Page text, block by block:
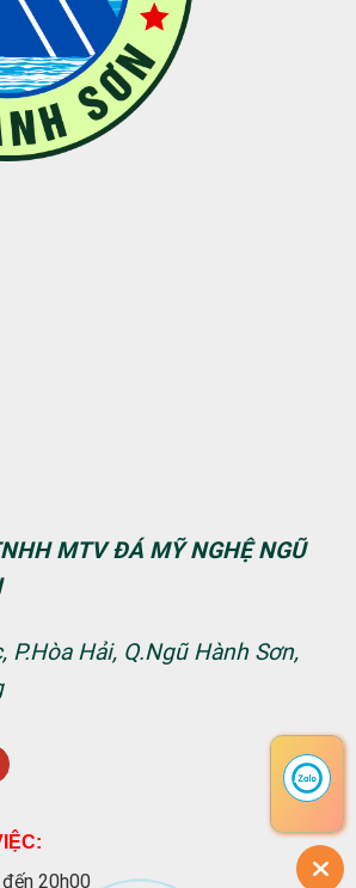
MTV ĐÁ MỸ NGHỆ NGŨ
P.Hòa Hải, Q.Ngũ Hành Sơn,
20h00